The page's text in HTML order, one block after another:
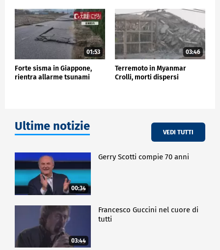
sventoleranno a mezz'asta fino al 6 aprile.
ESTERI
01:53
Forte sisma in Giappone,
rientra allarme tsunami
03:46
Terremoto in Myanmar
Crolli, morti dispersi
Ultime notizie VEDI TUTTI
00:34
Gerry Scotti compie 70 anni
03:44
Francesco Guccini nel cuore di
tutti